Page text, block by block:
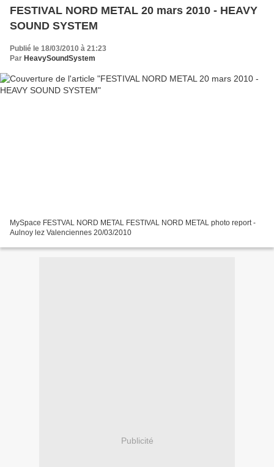
FESTIVAL NORD METAL 20 mars 2010 - HEAVY
SOUND SYSTEM
Publié le 18/03/2010 à 21:23
Par HeavySoundSystem
MySpace FESTVAL NORD METAL FESTIVAL NORD METAL photo report -
Aulnoy lez Valenciennes 20/03/2010
Publicité